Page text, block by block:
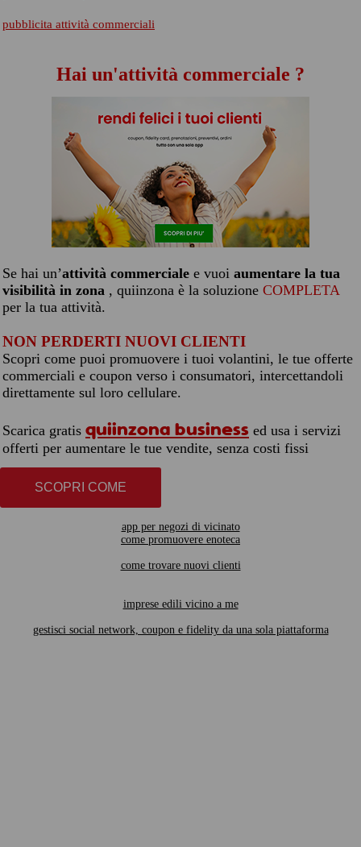
pubblicita attività commerciali
Hai un'attività commerciale ?
Se hai un’attività commerciale e vuoi aumentare la tua
visibilità in zona , quiinzona è la soluzione COMPLETA
per la tua attività.
NON PERDERTI NUOVI CLIENTI
Scopri come puoi promuovere i tuoi volantini, le tue offerte
commerciali e coupon verso i consumatori, intercettandoli
direttamente sul loro cellulare.
Scarica gratis quiinzona business ed usa i servizi
offerti per aumentare le tue vendite, senza costi fissi
SCOPRI COME
app per negozi di vicinato
come promuovere enoteca
come trovare nuovi clienti
imprese edili vicino a me
gestisci social network, coupon e fidelity da una sola piattaforma